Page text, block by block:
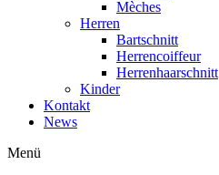
Mèches
Herren
Bartschnitt
Herrencoiffeur
Herrenhaarschnitt
Kinder
Kontakt
News
Menü